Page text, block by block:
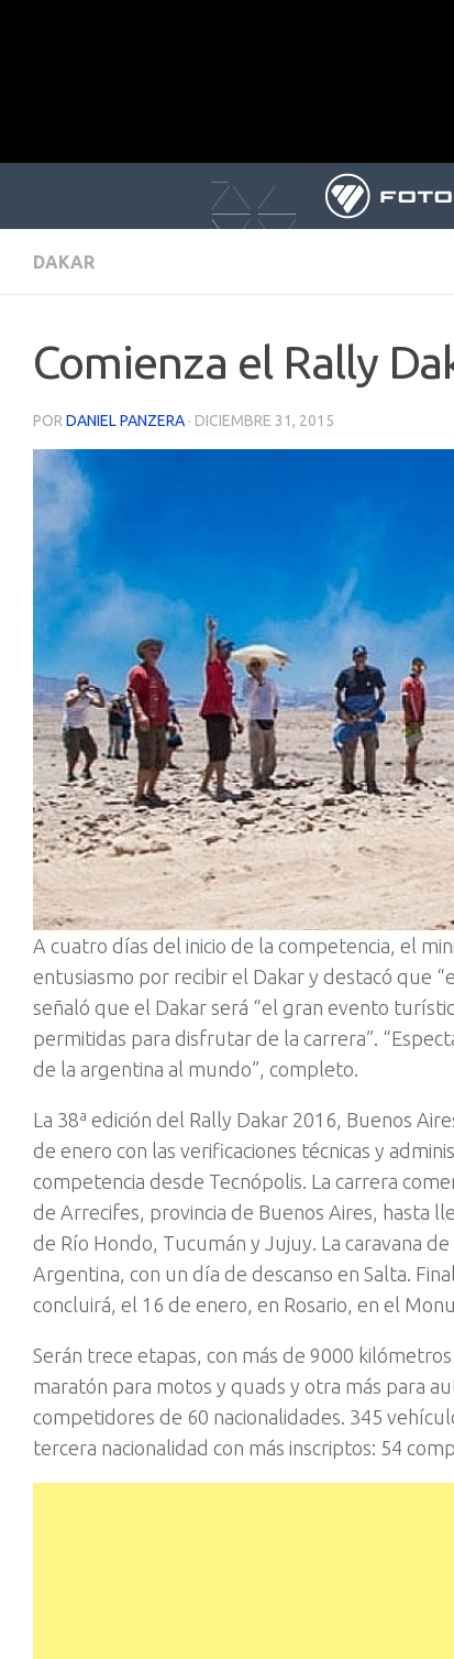
DAKAR
Comienza el Rally
POR DANIEL PANZERA · DICIEMBRE 31, 2015
A cuatro días del inicio de la competencia, el
entusiasmo por recibir el Dakar y destacó que
señaló que el Dakar será “el gran evento
permitidas para disfrutar de la carrera”.
de la argentina al mundo”, completo.
La 38ª edición del Rally Dakar 2016, Buenos
de enero con las verificaciones técnicas y
competencia desde Tecnópolis. La carrera
de Arrecifes, provincia de Buenos Aires, hasta
de Río Hondo, Tucumán y Jujuy. La caravana
Argentina, con un día de descanso en Salta.
concluirá, el 16 de enero, en Rosario, en el
Serán trece etapas, con más de 9000
maratón para motos y quads y otra más para
competidores de 60 nacionalidades. 345
tercera nacionalidad con más inscriptos: 54